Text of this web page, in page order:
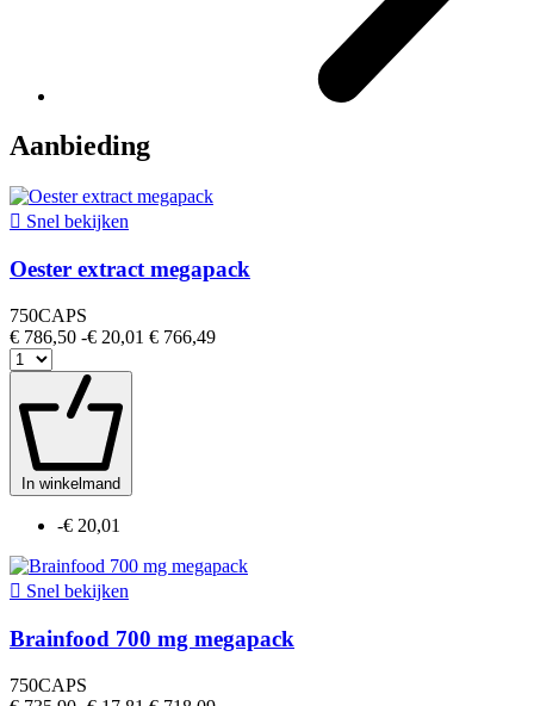
Aanbieding
 Snel bekijken
Oester extract megapack
750CAPS
€ 786,50 -€ 20,01 € 766,49
In winkelmand
-€ 20,01
 Snel bekijken
Brainfood 700 mg megapack
750CAPS